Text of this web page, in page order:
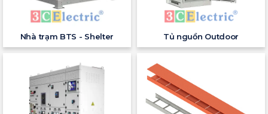
Nhà trạm BTS - Shelter Tủ nguồn Outdoor